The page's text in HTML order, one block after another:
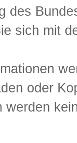
des
sich mit
oder
werden